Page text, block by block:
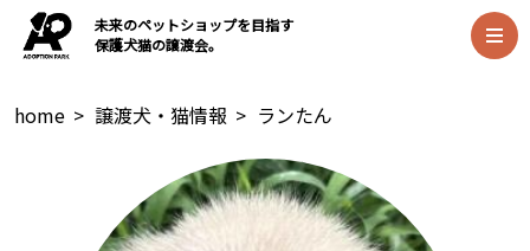
未来のペットショップを目指す
保護犬猫の譲渡会。
home > 譲渡犬・猫情報 > ランたん